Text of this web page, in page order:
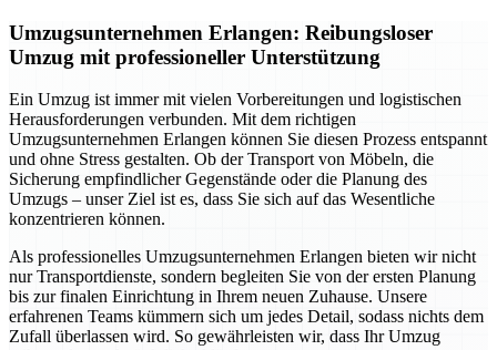
Umzugsunternehmen Erlangen: Reibungsloser
Umzug mit professioneller Unterstützung
Ein Umzug ist immer mit vielen Vorbereitungen und logistischen
Herausforderungen verbunden. Mit dem richtigen
Umzugsunternehmen Erlangen können Sie diesen Prozess entspannt
und ohne Stress gestalten. Ob der Transport von Möbeln, die
Sicherung empfindlicher Gegenstände oder die Planung des
Umzugs – unser Ziel ist es, dass Sie sich auf das Wesentliche
konzentrieren können.
Als professionelles Umzugsunternehmen Erlangen bieten wir nicht
nur Transportdienste, sondern begleiten Sie von der ersten Planung
bis zur finalen Einrichtung in Ihrem neuen Zuhause. Unsere
erfahrenen Teams kümmern sich um jedes Detail, sodass nichts dem
Zufall überlassen wird. So gewährleisten wir, dass Ihr Umzug